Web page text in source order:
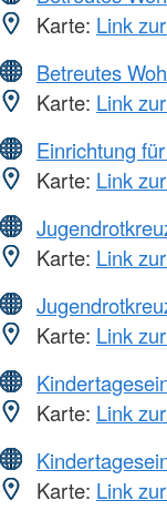
Karte: Link
Betreutes
Karte: Link
Einrichtung
Karte: Link
Karte: Link
Karte: Link
Karte: Link
Karte: Link